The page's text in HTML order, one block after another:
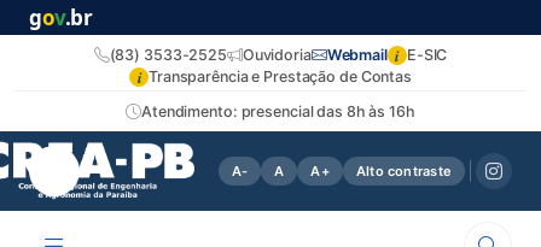
gov.br
Atendimento: presencial das 8h às 16h
(83) 3533-2525 Ouvidoria Webmail i E-SIC
i Transparência e Prestação de Contas
A- A A+ Alto contraste